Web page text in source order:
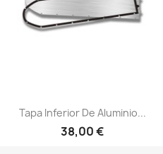
Vista rápida
Tapa Inferior De Aluminio...
38,00 €